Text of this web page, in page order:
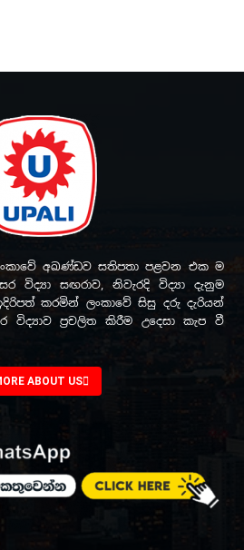
අඛණ්ඩව සතිපතා පළවන එක ම
විද්‍යා සඟරාව, නිවැරදි විද්‍යා දැනුම
කරමින් ලංකාවේ සිසු දරු දැරියන්
විද්‍යාව ප්‍රචලිත කිරීම උදෙසා කැප වී
ABOUT US